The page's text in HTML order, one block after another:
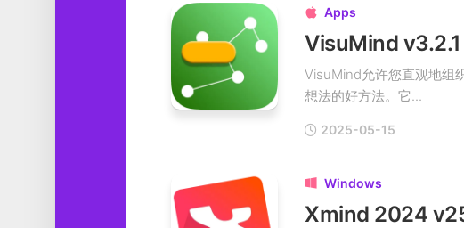
 Apps
VisuMind
VisuMind允许您直观地组
想法的好方法。它...
2025-05-15
 Windows